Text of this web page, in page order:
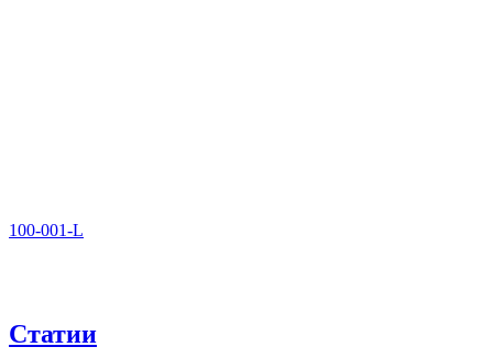
100-001-L
Статии